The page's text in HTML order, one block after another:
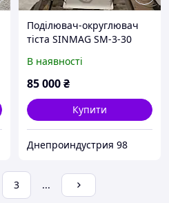
Поділювач-округлювач
тіста SINMAG SM-3-30
В наявності
85 000₴
Купити
Днепроиндустрия 98
3 ...